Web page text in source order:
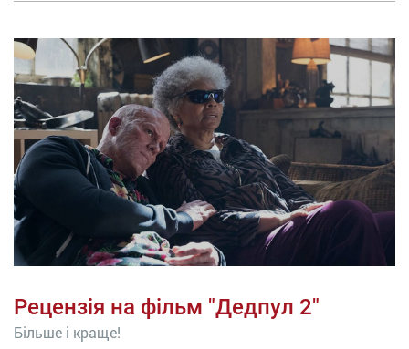
Рецензія на фільм "Дедпул 2"
Більше і краще!